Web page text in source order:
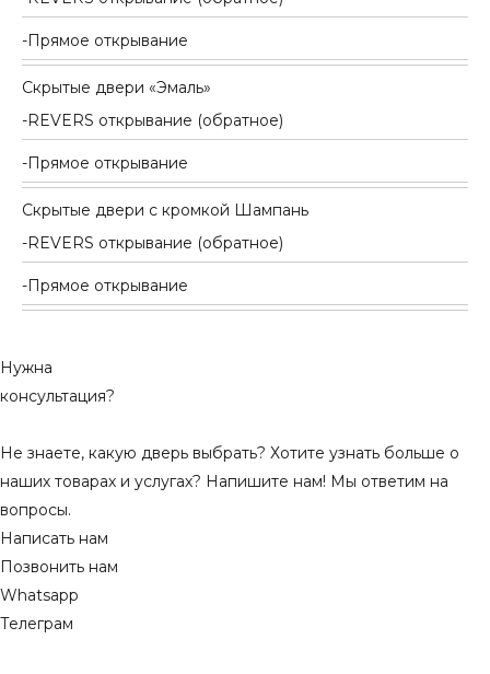
Прямое открывание
Скрытые двери «Эмаль»
REVERS открывание (обратное)
Прямое открывание
Скрытые двери с кромкой Шампань
REVERS открывание (обратное)
Прямое открывание
Нужна
консультация?
Не знаете, какую дверь выбрать? Хотите узнать больше о
наших товарах и услугах? Напишите нам! Мы ответим на
вопросы.
Написать нам
Позвонить нам
Whatsapp
Телеграм